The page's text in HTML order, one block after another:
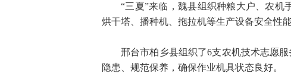
“三夏”来临，魏县组织种粮大户、农机
烘干塔、播种机、拖拉机等生产设备安全性能
邢台市柏乡县组织了6支农机技术志愿
隐患、规范保养，确保作业机具状态良好。